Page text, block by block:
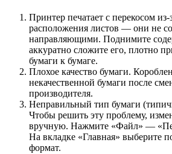
Принтер печатает с перекосом
расположения листов — они не
направляющими. Поднимите
аккуратно сложите его, плотно
бумаги к бумаге.
Плохое качество бумаги.
некачественной бумаги после
производителя.
Неправильный тип бумаги
Чтобы решить эту проблему,
вручную. Нажмите «Файл» —
На вкладке «Главная» выберите
формат.